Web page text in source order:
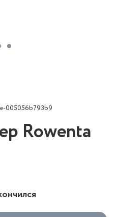
005056b793b9
Rowenta